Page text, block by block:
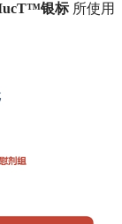
银标所使用